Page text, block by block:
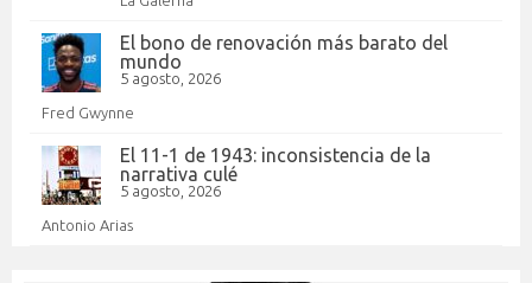
El bono de renovación más barato del
mundo
5 agosto, 2026
Fred Gwynne
El 11-1 de 1943: inconsistencia de la
narrativa culé
5 agosto, 2026
Antonio Arias